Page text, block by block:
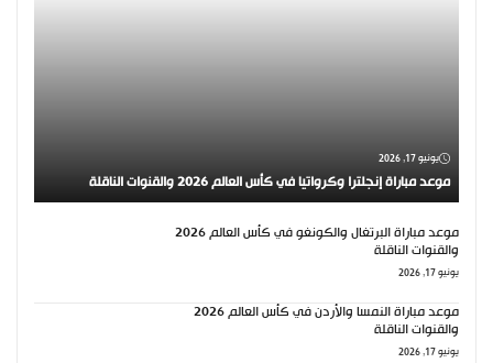
يونيو 17, 2026
موعد مباراة إنجلترا وكرواتيا في كأس العالم 2026 والقنوات الناقلة
موعد مباراة البرتغال والكونغو في كأس العالم 2026
والقنوات الناقلة
يونيو 17, 2026
موعد مباراة النمسا والأردن في كأس العالم 2026
والقنوات الناقلة
يونيو 17, 2026